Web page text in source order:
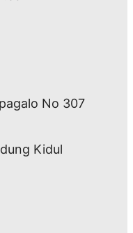
No 307
Kidul